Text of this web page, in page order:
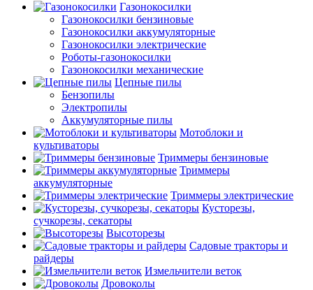
Газонокосилки
Газонокосилки бензиновые
Газонокосилки аккумуляторные
Газонокосилки электрические
Роботы-газонокосилки
Газонокосилки механические
Цепные пилы
Бензопилы
Электропилы
Аккумуляторные пилы
Мотоблоки и
культиваторы
Триммеры бензиновые
Триммеры
аккумуляторные
Триммеры электрические
Кусторезы,
сучкорезы, секаторы
Высоторезы
Садовые тракторы и
райдеры
Измельчители веток
Дровоколы